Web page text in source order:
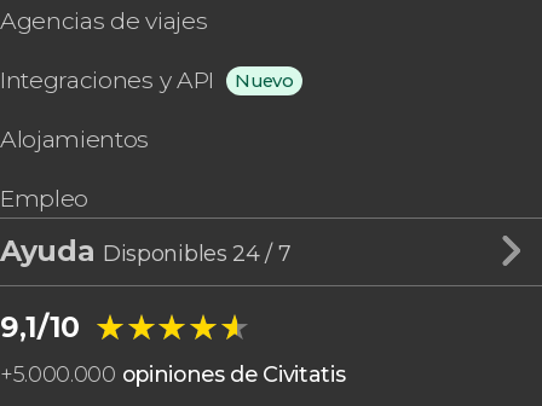
Agencias de viajes
Integraciones y API Nuevo
Alojamientos
Empleo
Ayuda Disponibles 24 / 7
9,1/10 ★★★★★
★★★★★
+5.000.000 opiniones de Civitatis